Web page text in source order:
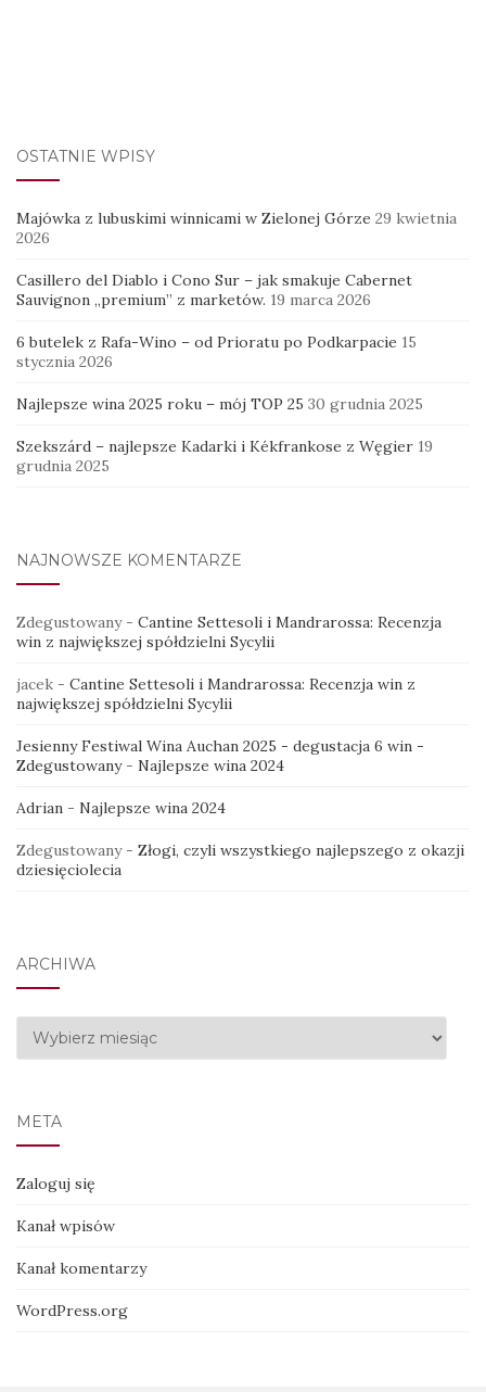
OSTATNIE WPISY
Majówka z lubuskimi winnicami w Zielonej Górze 29 kwietnia
2026
Casillero del Diablo i Cono Sur – jak smakuje Cabernet
Sauvignon „premium” z marketów. 19 marca 2026
6 butelek z Rafa-Wino – od Prioratu po Podkarpacie 15
stycznia 2026
Najlepsze wina 2025 roku – mój TOP 25 30 grudnia 2025
Szekszárd – najlepsze Kadarki i Kékfrankose z Węgier 19
grudnia 2025
NAJNOWSZE KOMENTARZE
Zdegustowany- Cantine Settesoli i Mandrarossa: Recenzja
win z największej spółdzielni Sycylii
jacek - Cantine Settesoli i Mandrarossa: Recenzja win z
największej spółdzielni Sycylii
Jesienny Festiwal Wina Auchan 2025 - degustacja 6 win -
Zdegustowany- Najlepsze wina 2024
Adrian - Najlepsze wina 2024
Zdegustowany- Złogi, czyli wszystkiego najlepszego z okazji
dziesięciolecia
ARCHIWA
Archiwa
META
Zaloguj się
Kanał wpisów
Kanał komentarzy
WordPress.org